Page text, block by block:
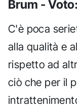
Brum -
C'è poca
alla qualità e
rispetto ad
ciò che per il